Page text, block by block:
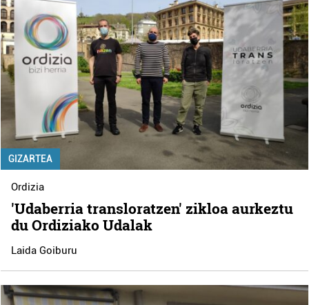
GIZARTEA
Ordizia
'Udaberria transloratzen' zikloa aurkeztu
du Ordiziako Udalak
Laida Goiburu